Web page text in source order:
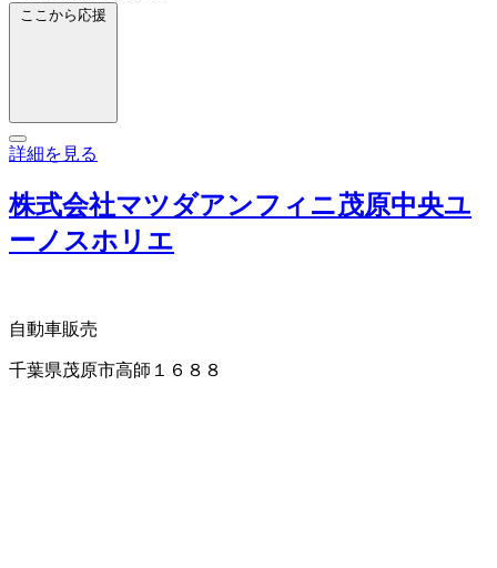
ここから応援
詳細を見る
株式会社マツダアンフィニ茂原中央ユ
ーノスホリエ
自動車販売
千葉県茂原市高師１６８８